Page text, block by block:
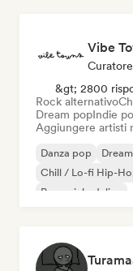
Vibe
&gt; 2800
Rock alternativo
Dream popIndie
Aggiungere artisti
Danza pop
Chill / Lo-fi Hip-
Pop psichedelico